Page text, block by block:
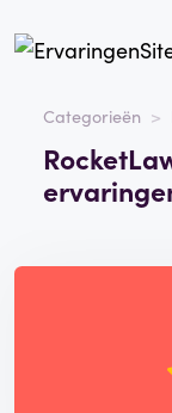
Categorieën